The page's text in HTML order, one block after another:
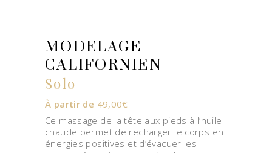
MODELAGE
CALIFORNIEN
Solo
À partir de 49,00€
Ce massage de la tête aux pieds à l’huile
chaude permet de recharger le corps en
énergies positives et d’évacuer les